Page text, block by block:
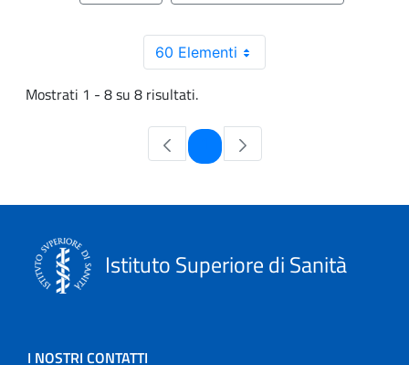
60 Elementi
Mostrati 1 - 8 su 8 risultati.
Pagina
Istituto Superiore di Sanità
I NOSTRI CONTATTI